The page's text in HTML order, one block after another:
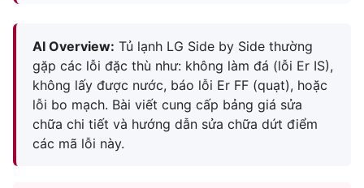
AI Overview: Tủ lạnh LG Side by Side thường
gặp các lỗi đặc thù như: không làm đá (lỗi Er IS),
không lấy được nước, báo lỗi Er FF (quạt), hoặc
lỗi bo mạch. Bài viết cung cấp bảng giá sửa
chữa chi tiết và hướng dẫn sửa chữa dứt điểm
các mã lỗi này.